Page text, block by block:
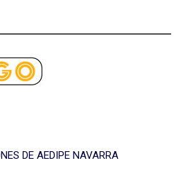
DE AEDIPE NAVARRA